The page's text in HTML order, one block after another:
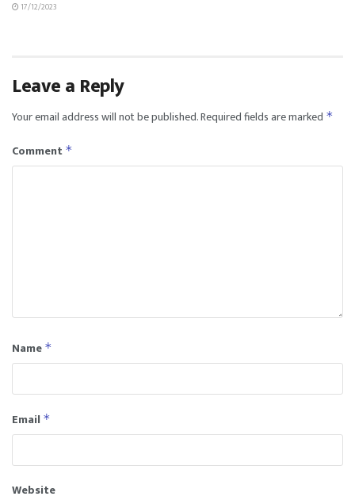
17/12/2023
Leave a Reply
Your email address will not be published.Required fields are marked *
Comment *
Name *
Email *
Website